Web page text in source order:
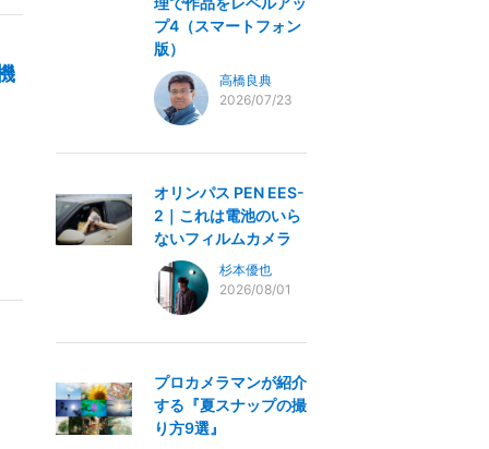
プ4（スマートフォン
版）
高橋良典
2026/07/23
オリンパス PEN EES-
2｜これは電池のいら
ないフィルムカメラ
杉本優也
2026/08/01
プロカメラマンが紹介
する『夏スナップの撮
り方9選』